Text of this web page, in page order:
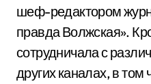
шеф-редактором
правда Волжская».
сотрудничала с
других каналах, в